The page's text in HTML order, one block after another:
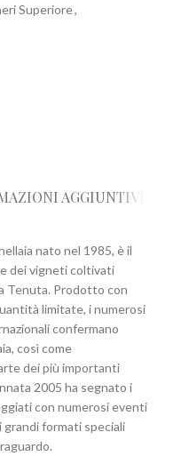
Superiore,
AGGIUNTIVE
nato nel 1985, è il
dei vigneti coltivati
Tenuta. Prodotto con
limitate, i numerosi
confermano
così come
dei più importanti
2005 ha segnato i
con numerosi eventi
grandi formati speciali